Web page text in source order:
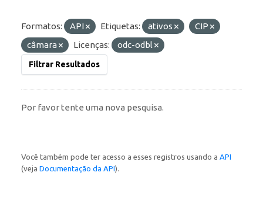
Formatos: API Etiquetas: ativos
CIP
câmara
Licenças: odc-odbl
Filtrar Resultados
Por favor tente uma nova pesquisa.
Você também pode ter acesso a esses registros usando a API
(veja Documentação da API).